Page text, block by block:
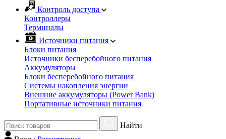
Контроль доступа
Контроллеры
Терминалы
Источники питания
Блоки питания
Источники бесперебойного питания
Аккумуляторы
Блоки бесперебойного питания
Системы накопления энергии
Внешние аккумуляторы (Power Bank)
Портативные источники питания
Найти